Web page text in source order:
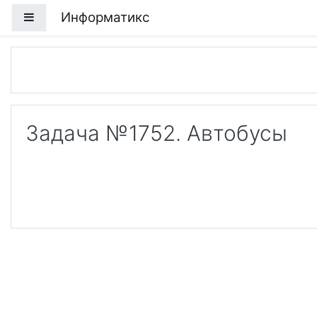
Боковая панель
Информатикс
Задача №1752. Автобусы